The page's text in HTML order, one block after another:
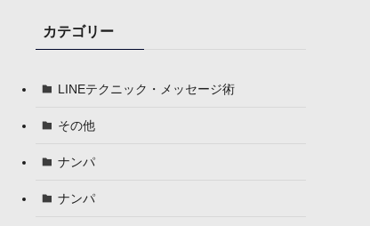
カテゴリー
LINEテクニック・メッセージ術
その他
ナンパ
ナンパ